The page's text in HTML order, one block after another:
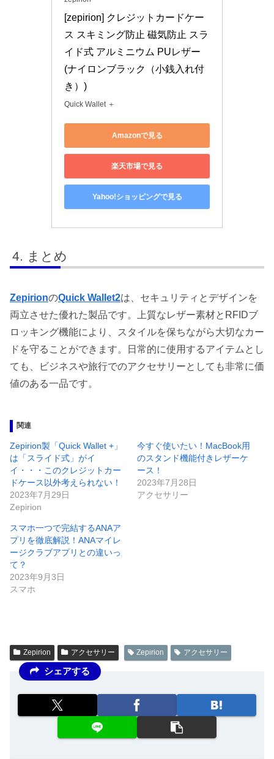
[zepirion] クレジットカードケー
ス スキミング防止 磁気防止 スラ
イド式 アルミニウム PUレザー
(ナイロンブラック（小銭入れ付
き）)
Quick Wallet ＋
Amazonで見る
楽天市場で見る
Yahoo!ショッピングで見る
まとめ
ZepirionのQuick Wallet2は、セキュリティとデザインを
両立させた優れた製品です。上質なレザー素材とRFIDブ
ロッキング機能により、スタイルを保ちながら大切なカー
ドを守ることができます。日常的に使用するアイテムとし
ても、ビジネスや旅行でのアクセサリーとしても非常に価
値のある一品です。
関連
Zepirion製「Quick Wallet +」
は「スライド式」がイ
イ・・・このクレジットカー
ドケース以外考えられない！
2023年7月29日
Zepirion
今すぐ使いたい！MacBook用
のスタンド機能付きレザーケ
ース！
2023年7月28日
アクセサリー
スマホ一つで完結するANAア
プリを徹底解説！ANAマイレ
ージクラブアプリとの違いっ
て？
2023年9月3日
スマホ
Zepirion アクセサリー Zepirion アクセサリー
シェアする